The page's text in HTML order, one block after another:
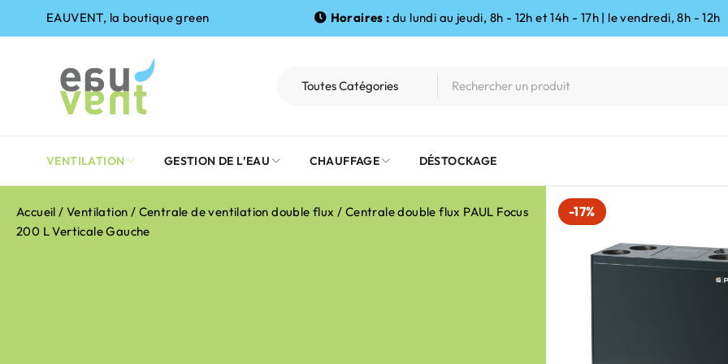
EAUVENT, la boutique green Horaires : du lundi au jeudi, 8h - 12h et 14h - 17h | le vendredi, 8h - 12h
VENTILATION GESTION DE L’EAU CHAUFFAGE DÉSTOCKAGE
Accueil /Ventilation / Centrale de ventilation double flux / Centrale double flux PAUL Focus
200 L Verticale Gauche
-17%